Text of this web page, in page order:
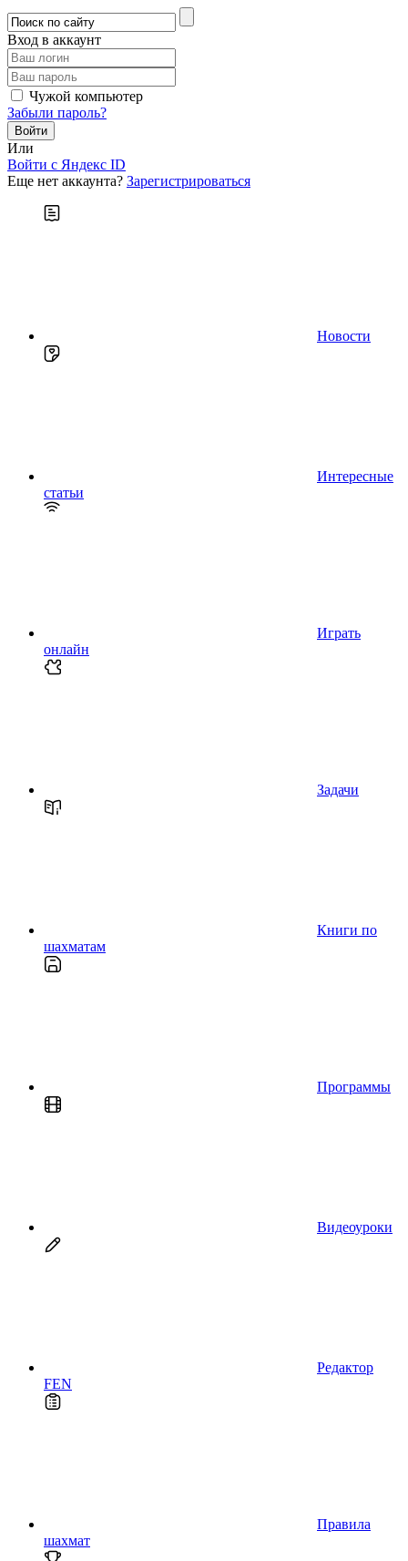
Вход в аккаунт
Чужой компьютер
Забыли пароль?
Или
Войти c Яндекс ID
Еще нет аккаунта? Зарегистрироваться
Новости
Интересные
статьи
Играть
онлайн
Задачи
Книги по
шахматам
Программы
Видеоуроки
Редактор
FEN
Правила
шахмат